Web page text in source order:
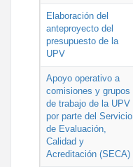
Elaboración del
anteproyecto del
presupuesto de la
UPV
Apoyo operativo a
comisiones y grupos
de trabajo de la UPV
por parte del Servicio
de Evaluación,
Calidad y
Acreditación (SECA)